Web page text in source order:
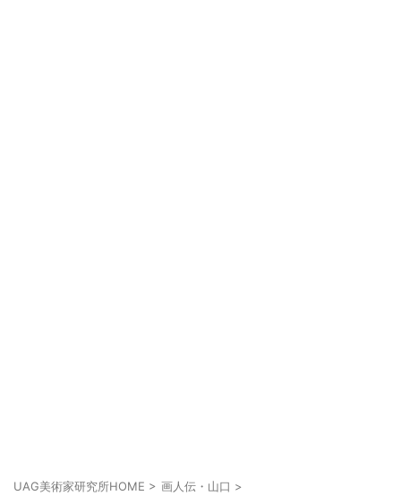
UAG美術家研究所HOME > 画人伝・山口 >